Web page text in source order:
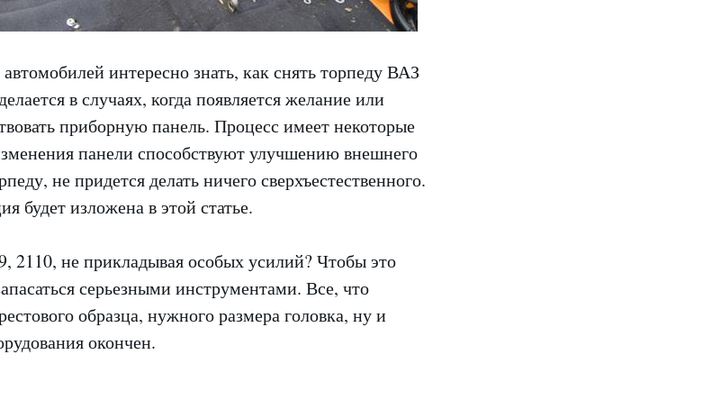
интересно знать, как снять торпеду ВАЗ
в случаях, когда появляется желание или
приборную панель. Процесс имеет некоторые
панели способствуют улучшению внешнего
не придется делать ничего сверхъестественного.
будет изложена в этой статье.
2110, не прикладывая особых усилий? Чтобы это
серьезными инструментами. Все, что
образца, нужного размера головка, ну и
окончен.